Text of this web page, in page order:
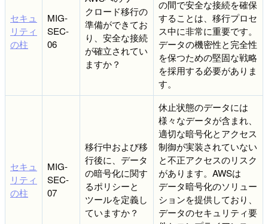
セキュ
リティ
の柱
MIG-
SEC-
06
クロード移行の
準備ができてお
り、安全な接続
が確立されてい
ますか？
の間で安全な接続を確保
することは、移行プロセ
ス中に非常に重要です。
データの機密性と完全性
を保つための堅固な戦略
を採用する必要がありま
す。
セキュ
リティ
の柱
MIG-
SEC-
07
移行中および移
行後に、データ
の暗号化に関す
るポリシーと
ツールを定義し
ていますか？
休止状態のデータには
様々なデータが含まれ、
適切な暗号化とアクセス
制御が実装されていない
と不正アクセスのリスク
があります。AWSは
データ暗号化のソリュー
ションを提供しており、
データのセキュリティ要